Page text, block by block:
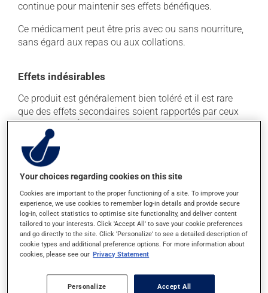
continue pour maintenir ses effets bénéfiques.
Ce médicament peut être pris avec ou sans nourriture,
sans égard aux repas ou aux collations.
Effets indésirables
Ce produit est généralement bien toléré et il est rare
que des effets secondaires soient rapportés par ceux
qui l'utilisent. À l'occasion, des réactions mineures
peuvent survenir, mais elles disparaissent d'elles-
mêmes rapidement, sans intervention. Si vous croyez
que ce produit est la cause d'un problème qui vous
incommode, n'hésitez pas à en parler avec vos
professionnels de la santé. Ils pourront vous aider à
déterminer si votre traitement en est la source et, au
besoin, vous aider à bien gérer la situation.
Conservation
Comme la plupart des médicaments, vous devriez
garder ce produit à la température ambiante.
Your choices regarding cookies on this site
Cookies are important to the proper functioning of a site. To improve your
experience, we use cookies to remember log-in details and provide secure
log-in, collect statistics to optimise site functionality, and deliver content
tailored to your interests. Click 'Accept All' to save your cookie preferences
and go directly to the site. Click 'Personalize' to see a detailed description of
cookie types and additional preference options. For more information about
cookies, please see our Privacy Statement
Personalize Accept All